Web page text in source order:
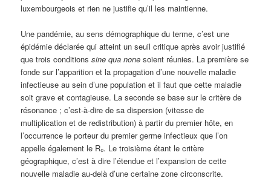
luxembourgeois et rien ne justifie qu’il les maintienne.
Une pandémie, au sens démographique du terme, c’est une
épidémie déclarée qui atteint un seuil critique après avoir justifié
que trois conditionssine qua none soient réunies. La première se
fonde sur l’apparition et la propagation d’une nouvelle maladie
infectieuse au sein d’une population et il faut que cette maladie
soit grave et contagieuse. La seconde se base sur le critère de
résonance ; c’est-à-dire de sa dispersion (vitesse de
multiplication et de redistribution) à partir du premier hôte, en
l’occurrence le porteur du premier germe infectieux que l’on
appelle également le R₀. Le troisième étant le critère
géographique, c’est à dire l’étendue et l’expansion de cette
nouvelle maladie au-delà d’une certaine zone circonscrite.